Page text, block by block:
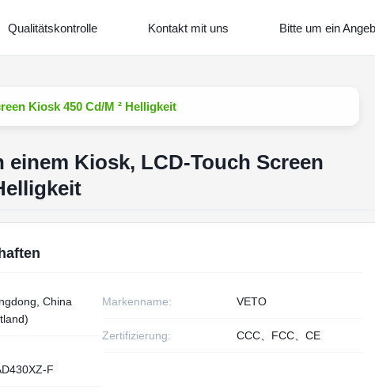
Qualitätskontrolle Kontakt mit uns Bitte um ein
Kiosk 450 Cd/M ² Helligkeit
Kiosk, LCD-Touch Screen
China
Markenname: VETO
Zertifizierung: CCC、FCC、CE
F